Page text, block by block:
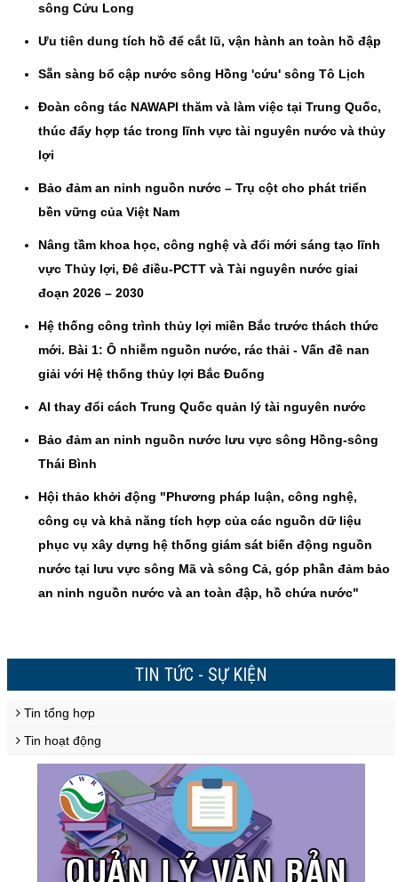
sông Cửu Long
Ưu tiên dung tích hồ để cắt lũ, vận hành an toàn hồ đập
Sẵn sàng bổ cập nước sông Hồng 'cứu' sông Tô Lịch
Đoàn công tác NAWAPI thăm và làm việc tại Trung Quốc,
thúc đẩy hợp tác trong lĩnh vực tài nguyên nước và thủy
lợi
Bảo đảm an ninh nguồn nước – Trụ cột cho phát triển
bền vững của Việt Nam
Nâng tầm khoa học, công nghệ và đổi mới sáng tạo lĩnh
vực Thủy lợi, Đê điều-PCTT và Tài nguyên nước giai
đoạn 2026 – 2030
Hệ thống công trình thủy lợi miền Bắc trước thách thức
mới. Bài 1: Ô nhiễm nguồn nước, rác thải - Vấn đề nan
giải với Hệ thống thủy lợi Bắc Đuống
AI thay đổi cách Trung Quốc quản lý tài nguyên nước
Bảo đảm an ninh nguồn nước lưu vực sông Hồng-sông
Thái Bình
Hội thảo khởi động "Phương pháp luận, công nghệ,
công cụ và khả năng tích hợp của các nguồn dữ liệu
phục vụ xây dựng hệ thống giám sát biến động nguồn
nước tại lưu vực sông Mã và sông Cả, góp phần đảm bảo
an ninh nguồn nước và an toàn đập, hồ chứa nước"
TIN TỨC - SỰ KIỆN
Tin tổng hợp
Tin hoạt động